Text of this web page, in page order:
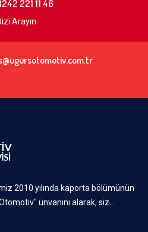
221 11 46
Arayın
2010 yılında kaporta bölümünün
ünvanını alarak, siz...